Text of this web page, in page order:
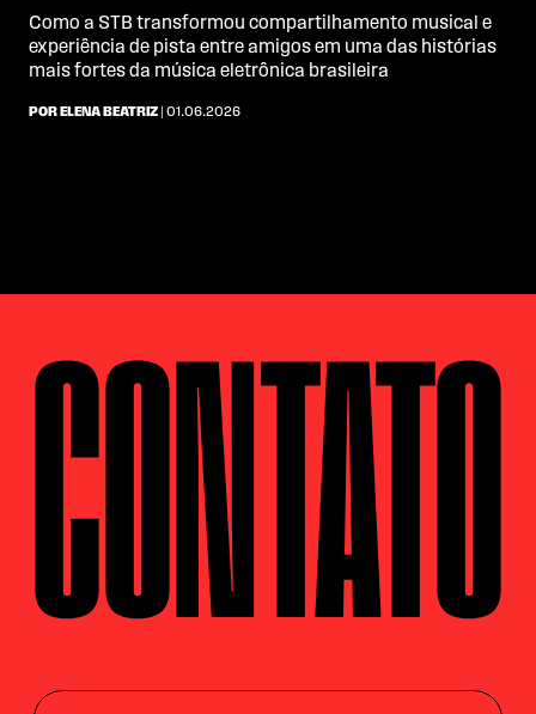
Como a STB transformou compartilhamento musical e
experiência de pista entre amigos em uma das histórias
mais fortes da música eletrônica brasileira
POR ELENA BEATRIZ | 01.06.2026
CONTATO